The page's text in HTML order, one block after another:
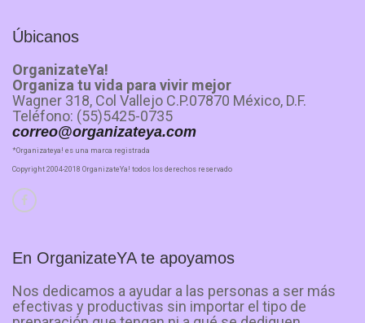
Úbicanos
OrganizateYa!
Organiza tu vida para vivir mejor
Wagner 318, Col Vallejo C.P.07870 México, D.F.
Teléfono: (55)5425-0735
correo@organizateya.com
*Organizateya! es una marca registrada
Copyright 2004-2018 OrganizateYa! todos los derechos reservado
En OrganizateYA te apoyamos
Nos dedicamos a ayudar a las personas a ser más
efectivas y productivas sin importar el tipo de